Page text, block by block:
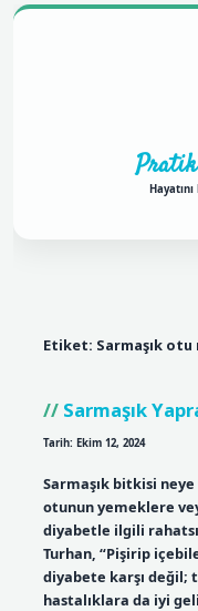
Etiket: Sarmaşık
Sarmaşık
Tarih: Ekim 12, 2024
Sarmaşık bitkisi
otunun yemeklere
diyabetle ilgili
Turhan, “Pişirip
diyabete karşı değil;
hastalıklara da iyi